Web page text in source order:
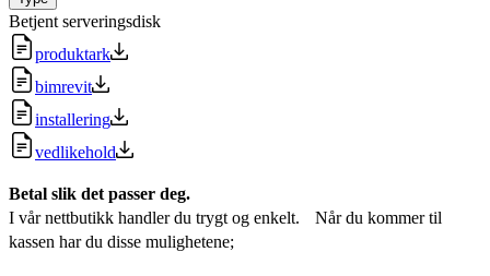
Betjent serveringsdisk
produktark
bimrevit
installering
vedlikehold
Betal slik det passer deg.
I vår nettbutikk handler du trygt og enkelt. Når du kommer til
kassen har du disse mulighetene;